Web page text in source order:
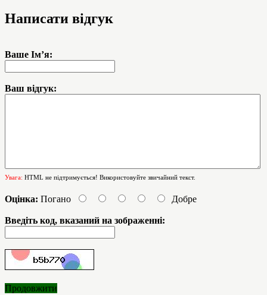
Написати відгук
Ваше Ім’я:
Ваш відгук:
Увага: HTML не підтримується! Використовуйте звичайний текст.
Оцінка: Погано Добре
Введіть код, вказаний на зображенні:
Продовжити